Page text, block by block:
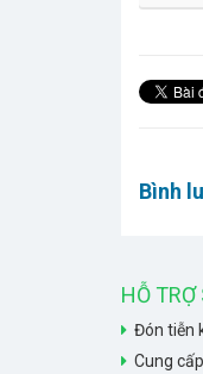
Bình
HỖ TRỢ
Đón tiễn
Cung